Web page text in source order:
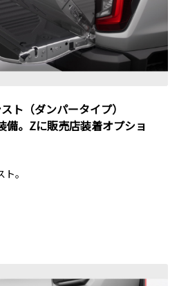
ト（ダンパータイプ）
備。Zに販売店装着オプショ
。